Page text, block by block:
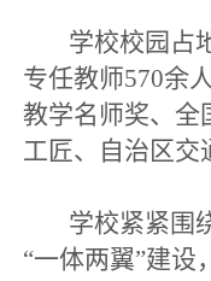
学校校园占
专任教师570余
教学名师奖、全
工匠、自治区交
学校紧紧围
“一体两翼”建